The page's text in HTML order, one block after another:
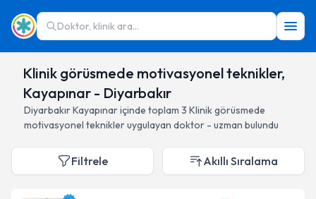
Doktor, klinik ara...
Klinik görüsmede motivasyonel teknikler,
Kayapınar - Diyarbakır
DiyarbakırKayapınariçinde toplam 3 Klinik görüsmede
motivasyonel teknikleruygulayan doktor - uzman bulundu
Filtrele Akıllı Sıralama